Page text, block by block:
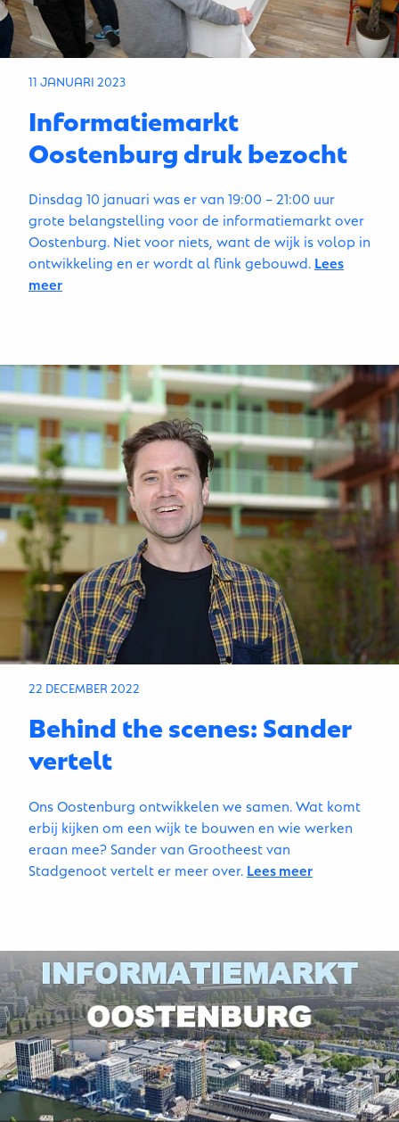
11 JANUARI 2023
Informatiemarkt
Oostenburg druk bezocht
Dinsdag 10 januari was er van 19:00 – 21:00 uur
grote belangstelling voor de informatiemarkt over
Oostenburg. Niet voor niets, want de wijk is volop in
ontwikkeling en er wordt al flink gebouwd. Lees
meer
22 DECEMBER 2022
Behind the scenes: Sander
vertelt
Ons Oostenburg ontwikkelen we samen. Wat komt
erbij kijken om een wijk te bouwen en wie werken
eraan mee? Sander van Grootheest van
Stadgenoot vertelt er meer over. Lees meer